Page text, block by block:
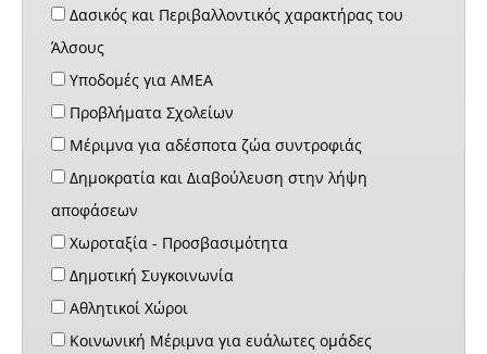
Δασικός και Περιβαλλοντικός χαρακτήρας του
Άλσους
Υποδομές για ΑΜΕΑ
Προβλήματα Σχολείων
Μέριμνα για αδέσποτα ζώα συντροφιάς
Δημοκρατία και Διαβούλευση στην λήψη
αποφάσεων
Χωροταξία - Προσβασιμότητα
Δημοτική Συγκοινωνία
Αθλητικοί Χώροι
Κοινωνική Μέριμνα για ευάλωτες ομάδες